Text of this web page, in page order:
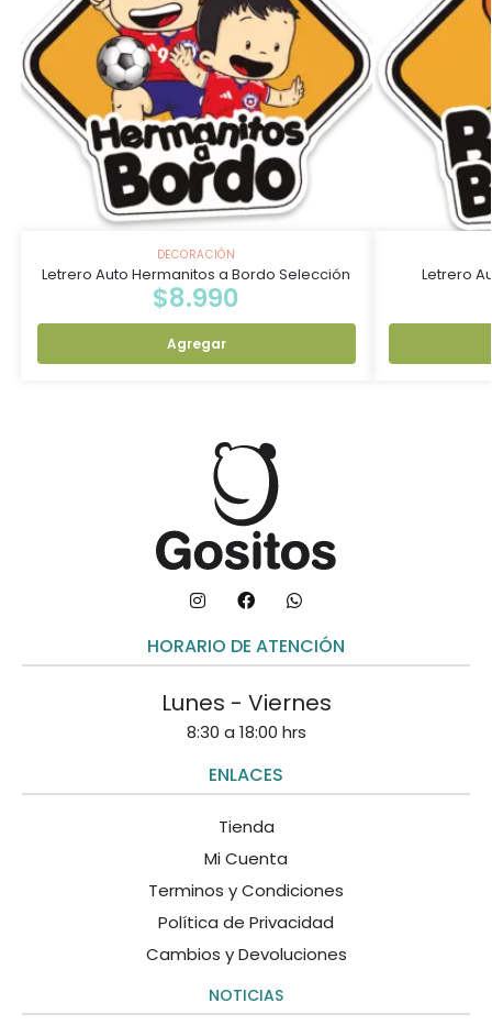
DECORACIÓN
Letrero Auto Hermanitos a Bordo Selección
$8.990
Agregar
Letrero
HORARIO DE ATENCIÓN
Lunes - Viernes
8:30 a 18:00 hrs
ENLACES
Tienda
Mi Cuenta
Terminos y Condiciones
Política de Privacidad
Cambios y Devoluciones
NOTICIAS